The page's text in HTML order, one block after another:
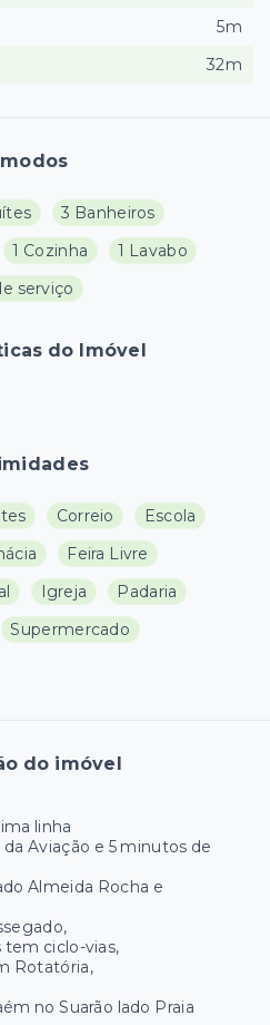
3 Banheiros
1 Cozinha
1 Lavabo
serviço
do Imóvel
Correio
Escola
Feira Livre
Igreja
Padaria
Supermercado
do imóvel
linha
Aviação e 5 minutos de
Almeida Rocha e
tem ciclo-vias,
Rotatória,
no Suarão lado Praia
5m
32m